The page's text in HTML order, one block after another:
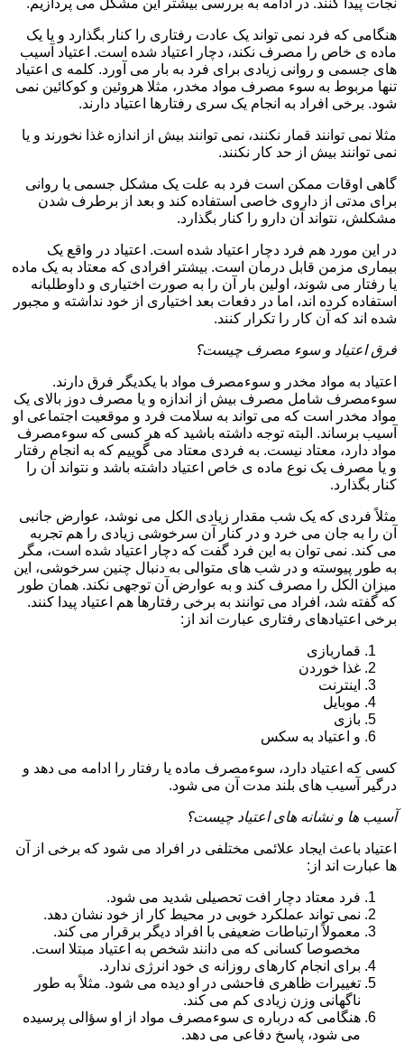
هنگامی که فرد نمی تواند یک عادت رفتاری را کنار بگذارد و یا یک
ماده ی خاص را مصرف نکند، دچار اعتیاد شده است. اعتیاد آسیب
های جسمی و روانی زیادی برای فرد به بار می آورد. کلمه ی اعتیاد
تنها مربوط به سوء مصرف مواد مخدر، مثلا هروئین و کوکائین نمی
شود. برخی افراد به انجام یک سری رفتارها اعتیاد دارند.
مثلا نمی توانند قمار نکنند، نمی توانند بیش از اندازه غذا نخورند و یا
نمی توانند بیش از حد کار نکنند.
گاهی اوقات ممکن است فرد به علت یک مشکل جسمی یا روانی
برای مدتی از داروی خاصی استفاده کند و بعد از برطرف شدن
مشکلش، نتواند آن دارو را کنار بگذارد.
در این مورد هم فرد دچار اعتیاد شده است. اعتیاد در واقع یک
بیماری مزمن قابل درمان است. بیشتر افرادی که معتاد به یک ماده
یا رفتار می شوند، اولین بار آن را به صورت اختیاری و داوطلبانه
استفاده کرده اند، اما در دفعات بعد اختیاری از خود نداشته و مجبور
شده اند که آن کار را تکرار کنند.
فرق اعتیاد و سوء مصرف چیست؟
اعتیاد به مواد مخدر و سوءمصرف مواد با یکدیگر فرق دارند.
سوءمصرف شامل مصرف بیش از اندازه و یا مصرف دوز بالای یک
مواد مخدر است که می تواند به سلامت فرد و موقعیت اجتماعی او
آسیب برساند. البته توجه داشته باشید که هر کسی که سوءمصرف
مواد دارد، معتاد نیست. به فردی معتاد می گوییم که به انجام رفتار
و یا مصرف یک نوع ماده ی خاص اعتیاد داشته باشد و نتواند آن را
کنار بگذارد.
مثلاً فردی که یک شب مقدار زیادی الکل می نوشد، عوارض جانبی
آن را به جان می خرد و در کنار آن سرخوشی زیادی را هم تجربه
می کند. نمی توان به این فرد گفت که دچار اعتیاد شده است، مگر
به طور پیوسته و در شب های متوالی به دنبال چنین سرخوشی، این
میزان الکل را مصرف کند و به عوارض آن توجهی نکند. همان طور
که گفته شد، افراد می توانند به برخی رفتارها هم اعتیاد پیدا کنند.
برخی اعتیادهای رفتاری عبارت اند از:
قماربازی
غذا خوردن
اینترنت
موبایل
بازی
و اعتیاد به سکس
کسی که اعتیاد دارد، سوءمصرف ماده یا رفتار را ادامه می دهد و
درگیر آسیب های بلند مدت آن می شود.
آسیب ها و نشانه های اعتیاد چیست؟
اعتیاد باعث ایجاد علائمی مختلفی در افراد می شود که برخی از آن
ها عبارت اند از:
فرد معتاد دچار افت تحصیلی شدید می شود.
نمی تواند عملکرد خوبی در محیط کار از خود نشان دهد.
معمولاً ارتباطات ضعیفی با افراد دیگر برقرار می کند.
مخصوصا کسانی که می دانند شخص به اعتیاد مبتلا است.
برای انجام کارهای روزانه ی خود انرژی ندارد.
تغییرات ظاهری فاحشی در او دیده می شود. مثلاً به طور
ناگهانی وزن زیادی کم می کند.
هنگامی که درباره ی سوءمصرف مواد از او سؤالی پرسیده
می شود، پاسخ دفاعی می دهد.